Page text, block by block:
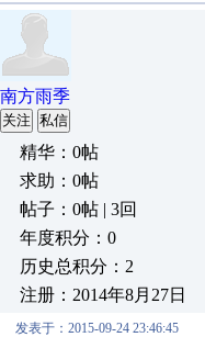
南方雨季
关注 私信
精华：0帖
求助：0帖
帖子：0帖 | 3回
年度积分：0
历史总积分：2
注册：2014年8月27日
发表于：2015-09-24 23:46:45